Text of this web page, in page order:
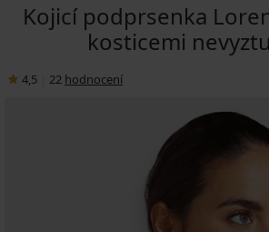
Kojicí podprsenka
kosticemi
4,5 22 hodnocení